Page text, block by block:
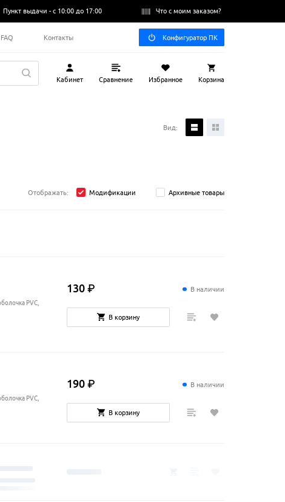
Пункт выдачи -с 10:00 до 17:00 Что с моим заказом?
FAQ Контакты Конфигуратор ПК
Кабинет Сравнение Избранное Корзина
Вид:
Отображать: Модификации Архивные товары
PVC,
В наличии
130 ₽
В корзину
PVC,
В наличии
190 ₽
В корзину